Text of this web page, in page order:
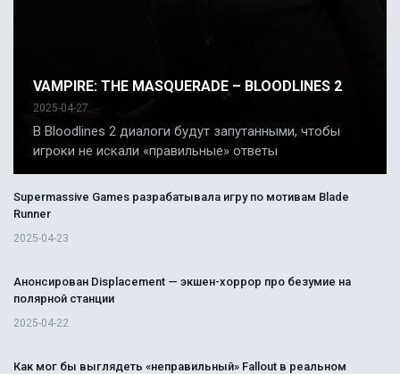
VAMPIRE: THE MASQUERADE – BLOODLINES 2
2025-04-27
В Bloodlines 2 диалоги будут запутанными, чтобы
игроки не искали «правильные» ответы
Supermassive Games разрабатывала игру по мотивам Blade
Runner
2025-04-23
Анонсирован Displacement — экшен-хоррор про безумие на
полярной станции
2025-04-22
Как мог бы выглядеть «неправильный» Fallout в реальном